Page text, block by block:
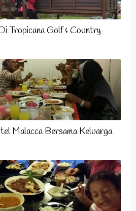
Tropicana Golf & Country
Malacca Bersama Keluarga